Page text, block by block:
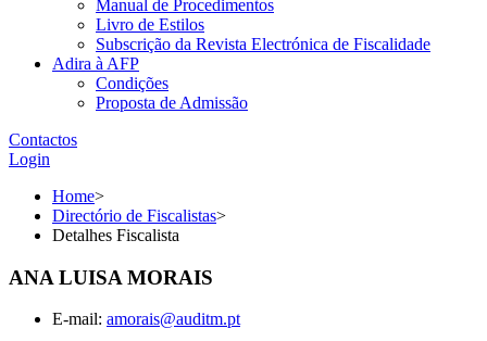
Manual de Procedimentos
Livro de Estilos
Subscrição da Revista Electrónica de Fiscalidade
Adira à AFP
Condições
Proposta de Admissão
Contactos
Login
Home>
Directório de Fiscalistas>
Detalhes Fiscalista
ANA LUISA MORAIS
E-mail: amorais@auditm.pt